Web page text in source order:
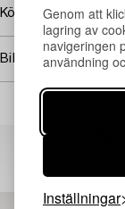
Genom att
lagring av
navigeringen
användning
Inställningar
Köpinformation
Bildrättigheter